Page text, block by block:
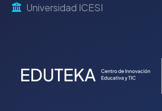
Universidad ICESI